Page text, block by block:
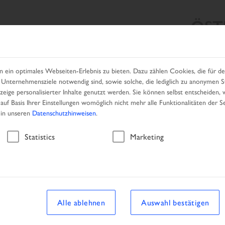
UNSERE PRODUKTE HÄNDLER
Ergebnisliste
optimales Webseiten-Erlebnis zu bieten. Dazu zählen Cookies, die für
notwendig sind, sowie solche, die lediglich zu anonymen
personalisierter Inhalte genutzt werden. Sie können selbst entscheiden,
Basis Ihrer Einstellungen womöglich nicht mehr alle Funktionalitäten der
unseren Datenschutzhinweisen.
Statistics Marketing
Alle ablehnen Auswahl bestätigen